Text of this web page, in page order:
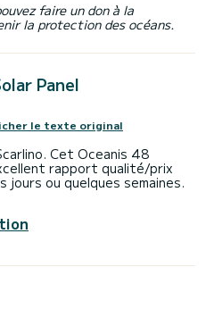
faire un don à la
la protection des océans.
Panel
le texte original
Cet Oceanis 48
rapport qualité/prix
jours ou quelques semaines.
jusqu'à 12 personnes
confort.
voile sur enrouleur et